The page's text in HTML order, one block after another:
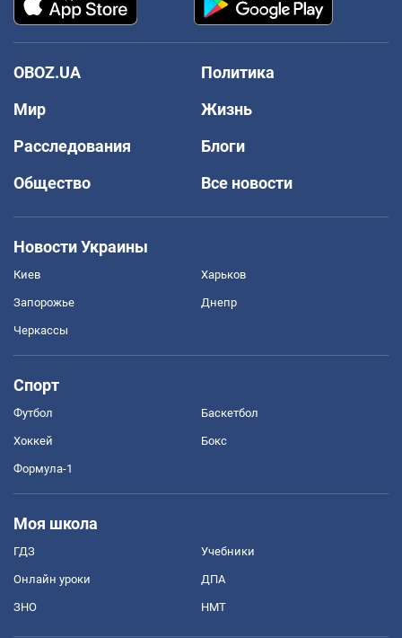
OBOZ.UA
Политика
Мир
Жизнь
Расследования
Блоги
Общество
Все новости
Новости Украины
Киев Харьков
Запорожье Днепр
Черкассы
Спорт
Футбол Баскетбол
Хоккей Бокс
Формула-1
Моя школа
ГДЗ Учебники
Онлайн уроки ДПА
ЗНО НМТ